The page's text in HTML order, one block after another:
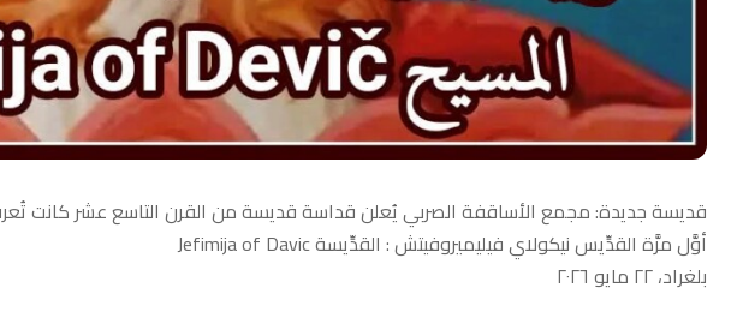
قديسة جديدة: مجمع الأساقفة الصربي يُعلن قداسة قديسة من القرن التاسع عشر كانت
أوَّل مرَّة القدِّيس نيكولاي فيليميروفيتش : القدِّيسة Jefimija of Davic
بلغراد، ٢٢ مايو ٢٠٢٦